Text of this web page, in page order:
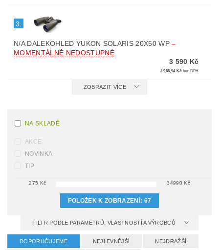
3.
N/A DALEKOHLED YUKON SOLARIS 20X50 WP–
MOMENTÁLNĚ NEDOSTUPNÉ
3 590 Kč
2 966,94 Kč bez DPH
ZOBRAZIT VÍCE
NA SKLADĚ
AKCE
NOVINKA
TIP
275 Kč 34990Kč
POLOŽEK K ZOBRAZENÍ: 67
FILTR PODLE PARAMETRŮ, VLASTNOSTÍ A VÝROBCŮ
DOPORUČUJEME NEJLEVNĚJŠÍ NEJDRAŽŠÍ